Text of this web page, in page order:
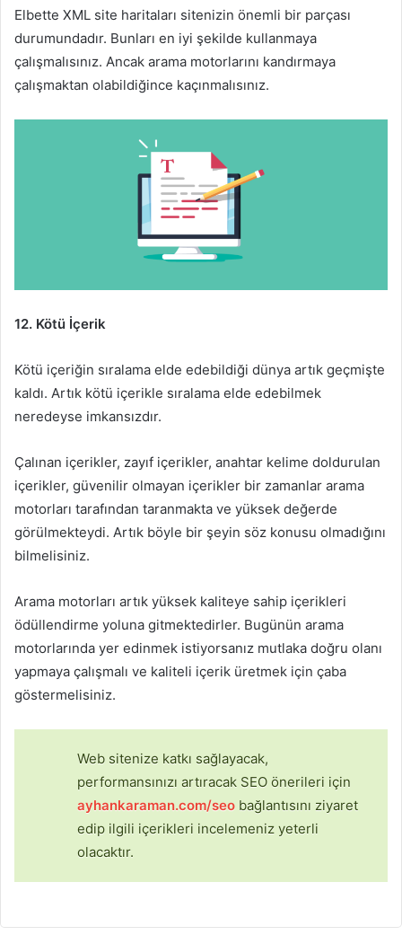
Elbette XML site haritaları sitenizin önemli bir parçası
durumundadır. Bunları en iyi şekilde kullanmaya
çalışmalısınız. Ancak arama motorlarını kandırmaya
çalışmaktan olabildiğince kaçınmalısınız.
12. Kötü İçerik
Kötü içeriğin sıralama elde edebildiği dünya artık geçmişte
kaldı. Artık kötü içerikle sıralama elde edebilmek
neredeyse imkansızdır.
Çalınan içerikler, zayıf içerikler, anahtar kelime doldurulan
içerikler, güvenilir olmayan içerikler bir zamanlar arama
motorları tarafından taranmakta ve yüksek değerde
görülmekteydi. Artık böyle bir şeyin söz konusu olmadığını
bilmelisiniz.
Arama motorları artık yüksek kaliteye sahip içerikleri
ödüllendirme yoluna gitmektedirler. Bugünün arama
motorlarında yer edinmek istiyorsanız mutlaka doğru olanı
yapmaya çalışmalı ve kaliteli içerik üretmek için çaba
göstermelisiniz.
Web sitenize katkı sağlayacak,
performansınızı artıracak SEO önerileri için
ayhankaraman.com/seo bağlantısını ziyaret
edip ilgili içerikleri incelemeniz yeterli
olacaktır.